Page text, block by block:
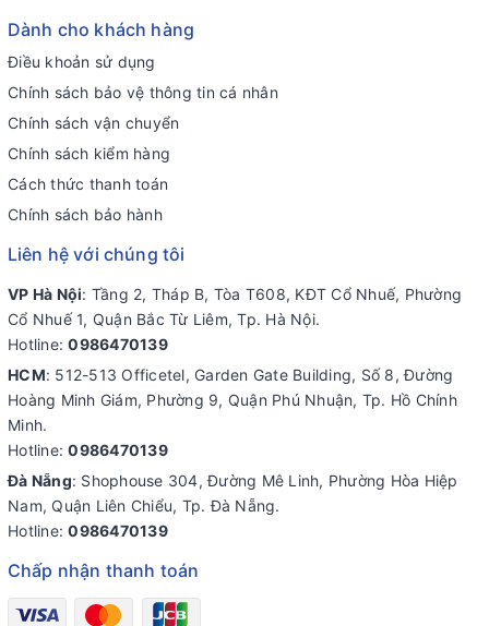
Dành cho khách hàng
Điều khoản sử dụng
Chính sách bảo vệ thông tin cá nhân
Chính sách vận chuyển
Chính sách kiểm hàng
Cách thức thanh toán
Chính sách bảo hành
Liên hệ với chúng tôi
VP Hà Nội: Tầng 2, Tháp B, Tòa T608, KĐT Cổ Nhuế, Phường
Cổ Nhuế 1, Quận Bắc Từ Liêm, Tp. Hà Nội.
Hotline:0986470139
HCM: 512-513 Officetel, Garden Gate Building, Số 8, Đường
Hoàng Minh Giám, Phường 9, Quận Phú Nhuận, Tp. Hồ Chính
Minh.
Hotline:0986470139
Đà Nẵng: Shophouse 304, Đường Mê Linh, Phường Hòa Hiệp
Nam, Quận Liên Chiểu, Tp. Đà Nẵng.
Hotline:0986470139
Chấp nhận thanh toán